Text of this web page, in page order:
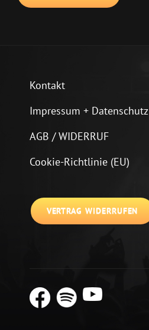
Kontakt
Impressum + Datenschutz
AGB / WIDERRUF
Cookie-Richtlinie (EU)
VERTRAG WIDERRUFEN